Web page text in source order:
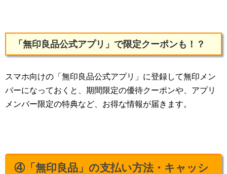
「無印良品公式アプリ」で限定クーポンも！？
スマホ向けの「無印良品公式アプリ 」に登録して無印メン
バーになっておくと、期間限定の優待クーポンや、アプリ
メンバー限定の特典など、お得な情報が届きます。
④「無印良品」 の支払い方法・キャッシ